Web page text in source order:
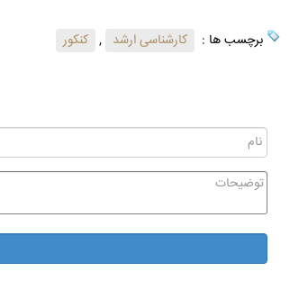
برچسب ها : کارشناسی ارشد , کنکور